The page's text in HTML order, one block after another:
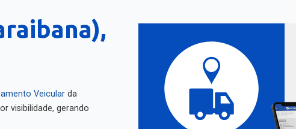
Veicular
da
visibilidade, gerando